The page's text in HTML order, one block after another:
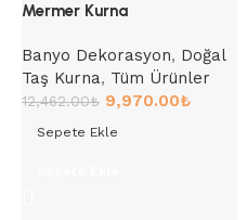
Mermer Kurna
Banyo Dekorasyon, Doğal
Taş Kurna, Tüm Ürünler
12,462.00₺ 9,970.00₺
Sepete Ekle